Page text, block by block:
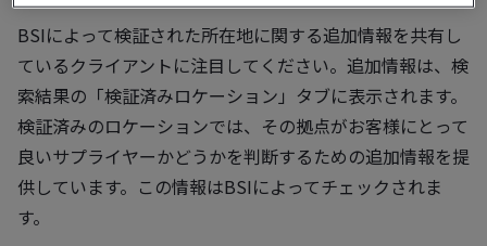
BSIによって検証された所在地に関する追加情報を共有し
ているクライアントに注目してください。追加情報は、検
索結果の「検証済みロケーション」タブに表示されます。
検証済みのロケーションでは、その拠点がお客様にとって
良いサプライヤーかどうかを判断するための追加情報を提
供しています。この情報はBSIによってチェックされま
す。